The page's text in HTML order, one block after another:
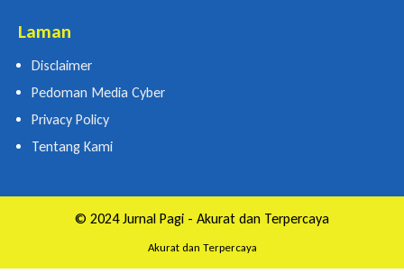
Laman
Disclaimer
Pedoman Media Cyber
Privacy Policy
Tentang Kami
© 2024 Jurnal Pagi - Akurat dan Terpercaya
Akurat dan Terpercaya